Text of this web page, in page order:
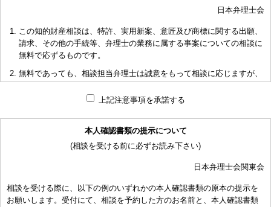
日本弁理士会
この知的財産相談は、特許、実用新案、意匠及び商標に関する出願、
請求、その他の手続等、弁理士の業務に属する事案についての相談に
無料で応ずるものです。
無料であっても、相談担当弁理士は誠意をもって相談に応じますが、
もありますことを予めご了承下さい。
め、相談内容について、相談担当弁理士も当会も法的責任を負うもの
ではないことを予めご了承下さい。
お申し出により、相談担当弁理士に対して調査、出願等の相談事案を
依頼された場合には、通常の受任事件として有料となります。また、
上記注意事項を承諾する
本人確認書類の提示について
(相談を受ける前に必ずお読み下さい)
日本弁理士会関東会
相談を受ける際に、以下の例のいずれかの本人確認書類の原本の提示を
お願いします。受付にて、相談を予約した方のお名前と、本人確認書類